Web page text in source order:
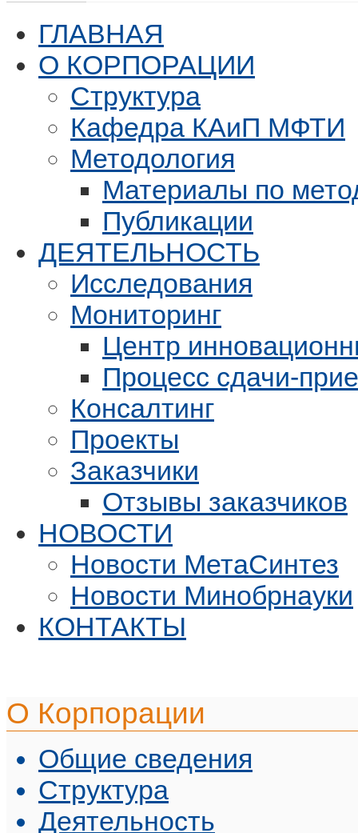
ГЛАВНАЯ
О КОРПОРАЦИИ
Структура
Кафедра КАиП МФТИ
Методология
Материалы по
Публикации
ДЕЯТЕЛЬНОСТЬ
Исследования
Мониторинг
Центр
Процесс сдачи-
Консалтинг
Проекты
Заказчики
Отзывы заказчиков
НОВОСТИ
Новости МетаСинтез
Новости Минобрнауки
КОНТАКТЫ
О Корпорации
Общие сведения
Структура
Деятельность